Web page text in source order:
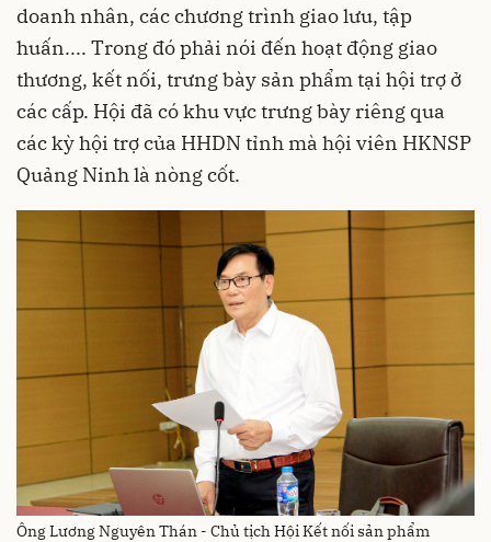
doanh nhân, các chương trình giao lưu, tập
huấn.... Trong đó phải nói đến hoạt động giao
thương, kết nối, trưng bày sản phẩm tại hội trợ ở
các cấp. Hội đã có khu vực trưng bày riêng qua
các kỳ hội trợ của HHDN tỉnh mà hội viên HKNSP
Quảng Ninh là nòng cốt.
Ông Lương Nguyên Thán - Chủ tịch Hội Kết nối sản phẩm